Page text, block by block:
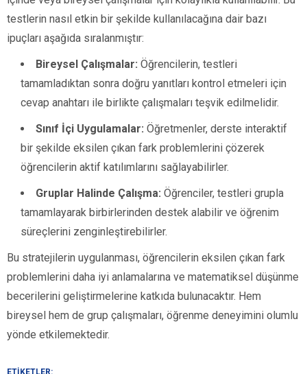
testlerin nasıl etkin bir şekilde kullanılacağına dair bazı
ipuçları aşağıda sıralanmıştır:
Bireysel Çalışmalar: Öğrencilerin, testleri
tamamladıktan sonra doğru yanıtları kontrol etmeleri için
cevap anahtarı ile birlikte çalışmaları teşvik edilmelidir.
Sınıf İçi Uygulamalar: Öğretmenler, derste interaktif
bir şekilde eksilen çıkan fark problemlerini çözerek
öğrencilerin aktif katılımlarını sağlayabilirler.
Gruplar Halinde Çalışma: Öğrenciler, testleri grupla
tamamlayarak birbirlerinden destek alabilir ve öğrenim
süreçlerini zenginleştirebilirler.
Bu stratejilerin uygulanması, öğrencilerin eksilen çıkan fark
problemlerini daha iyi anlamalarına ve matematiksel düşünme
becerilerini geliştirmelerine katkıda bulunacaktır. Hem
bireysel hem de grup çalışmaları, öğrenme deneyimini olumlu
yönde etkilemektedir.